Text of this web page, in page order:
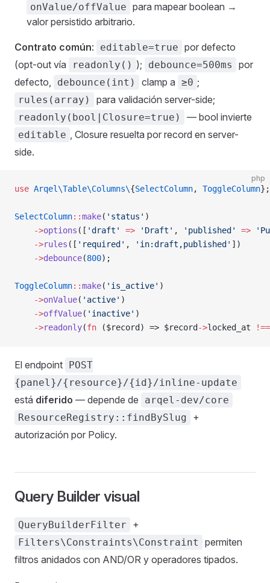
onValue/offValue para mapear boolean →
valor persistido arbitrario.
Contrato común: editable=true por defecto
(opt-out vía
readonly() ); debounce=500ms
por
defecto,
debounce(int) clamp a ≥0 ;
rules(array) para validación server-side;
readonly(bool|Closure=true) — bool invierte
editable , Closure resuelta por record en server-
side.
php
use Arqel\Table\Columns\{SelectColumn, ToggleColumn};
SelectColumn::make( 'status' )
    ->
options ([ 'draft' => 'Draft' , 'published' =>
    ->
rules ([ 'required' , 'in:draft,published' ])
    ->
debounce(800);
ToggleColumn::make( 'is_active' )
    ->
onValue( 'active' )
    ->
offValue( 'inactive' )
    ->
readonly(fn ($record) => $record ->locked_at !==
El endpoint POST
{panel}/{resource}/{id}/inline-update
está diferido — depende de
arqel-dev/core
ResourceRegistry::findBySlug
+
autorización por Policy.
Query Builder visual
QueryBuilderFilter +
Filters\Constraints\Constraint
permiten
filtros anidados con AND/OR y operadores tipados.